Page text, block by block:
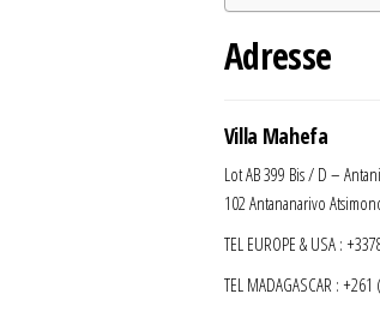
Adresse
Villa Mahefa
Lot AB 399 Bis / D –
102 Antananarivo
TEL EUROPE & USA :
TEL MADAGASCAR :